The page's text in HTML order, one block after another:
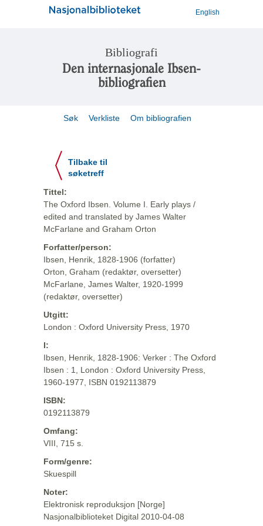
English
Bibliografi
Den internasjonale Ibsen-
bibliografien
Søk Verkliste Om bibliografien
Tilbake til
søketreff
Tittel:
The Oxford Ibsen. Volume I. Early plays /
edited and translated by James Walter
McFarlane and Graham Orton
Forfatter/person:
Ibsen, Henrik, 1828-1906 (forfatter)
Orton, Graham (redaktør, oversetter)
McFarlane, James Walter, 1920-1999
(redaktør, oversetter)
Utgitt:
London : Oxford University Press, 1970
I:
Ibsen, Henrik, 1828-1906: Verker : The Oxford
Ibsen : 1, London : Oxford University Press,
1960-1977, ISBN 0192113879
ISBN:
0192113879
Omfang:
VIII, 715 s.
Form/genre:
Skuespill
Noter:
Elektronisk reproduksjon [Norge]
Nasjonalbiblioteket Digital 2010-04-08